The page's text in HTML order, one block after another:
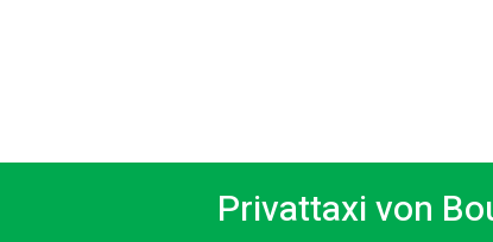
Privattaxi von